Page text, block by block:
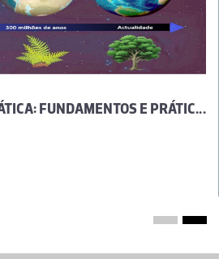
BOTÂNICA SISTEMÁTICA: FUNDAMENTOS E PRÁTICAS | A COLONIZAÇÃO TERRESTRE PELAS PLANTAS, UM MARCO EVOLUTIVO FUNDAMENTAL (VOL. II)